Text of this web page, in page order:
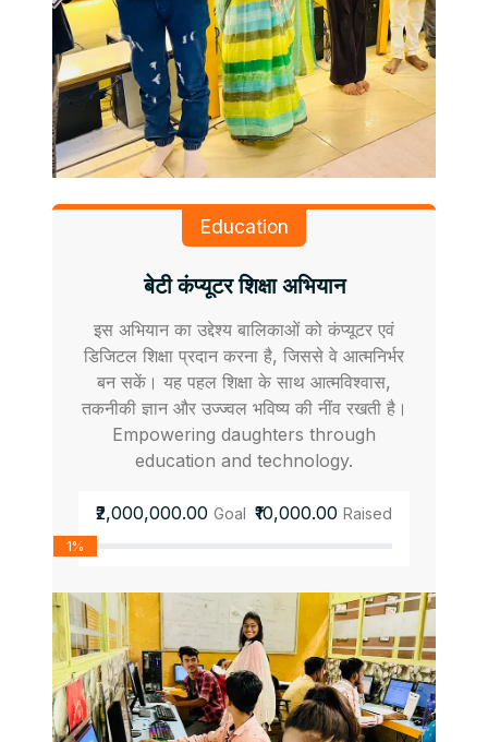
Education
बेटी कंप्यूटर शिक्षा अभियान
इस अभियान का उद्देश्य बालिकाओं को कंप्यूटर एवं
डिजिटल शिक्षा प्रदान करना है, जिससे वे आत्मनिर्भर
बन सकें। यह पहल शिक्षा के साथ आत्मविश्वास,
तकनीकी ज्ञान और उज्ज्वल भविष्य की नींव रखती है।
Empowering daughters through
education and technology.
₹2,000,000.00 Goal ₹10,000.00 Raised
1%